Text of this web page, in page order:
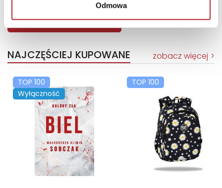
Odmowa
Zaloguj się, aby kupić
NAJCZĘŚCIEJ KUPOWANE zobacz więcej
TOP 100
Wyłączność
TOP 100